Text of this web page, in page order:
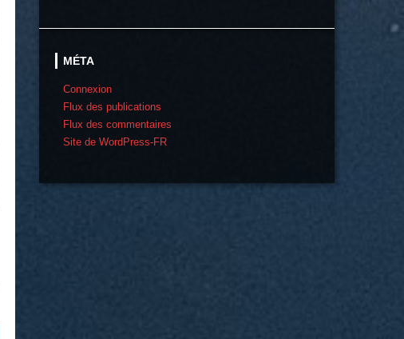
MÉTA
Connexion
Flux des publications
Flux des commentaires
Site de WordPress-FR